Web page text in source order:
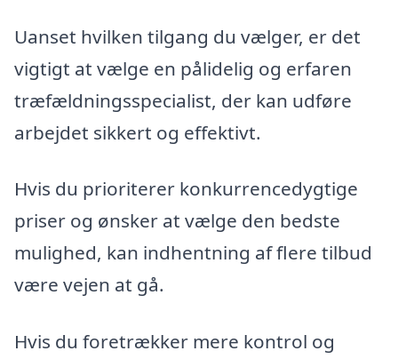
Uanset hvilken tilgang du vælger, er det
vigtigt at vælge en pålidelig og erfaren
træfældningsspecialist, der kan udføre
arbejdet sikkert og effektivt.
Hvis du prioriterer konkurrencedygtige
priser og ønsker at vælge den bedste
mulighed, kan indhentning af flere tilbud
være vejen at gå.
Hvis du foretrækker mere kontrol og